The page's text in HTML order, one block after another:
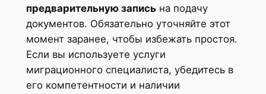
предварительную записьна подачу
документов. Обязательно уточняйте этот
момент заранее, чтобы избежать простоя.
Если вы используете услуги
миграционного специалиста, убедитесь в
его компетентности и наличии